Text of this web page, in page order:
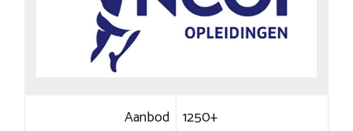
Aanbod 1250+